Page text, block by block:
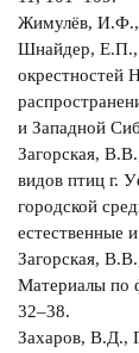
Жимулёв, И.Ф.,
Шнайдер, Е.П.,
окрестностей
и Западной
Загорская,
видов птиц г.
городской
естественные
Загорская,
Материалы по
32–38.
Захаров, В.Д.,